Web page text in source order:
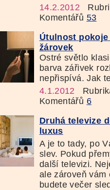
14.2.2012
Komentářů 53
Útulnost
žárovek
Ostré světlo
barva zářivek
nepřispívá. Jak
4.1.2012
Komentářů 6
Druhá televize
luxus
A je to tady, po
slev. Pokud
další televizi.
ale zároveň vám
budete večer